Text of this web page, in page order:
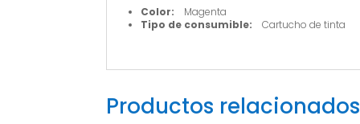
Color: Magenta
Tipo de consumible: Cartucho de tinta
Productos relacionados